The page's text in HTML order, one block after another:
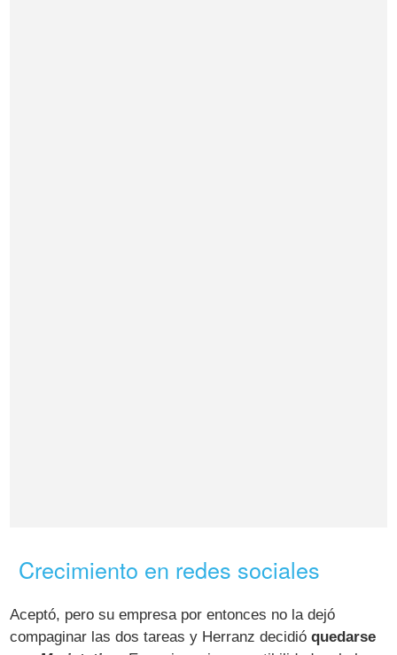
Crecimiento en redes sociales
Aceptó, pero su empresa por entonces no la dejó
compaginar las dos tareas y Herranz decidióquedarse